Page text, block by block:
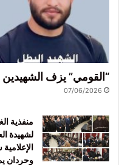
“القومي” يزف
07/06/2026
منفذية
لشهيدة
وحردان